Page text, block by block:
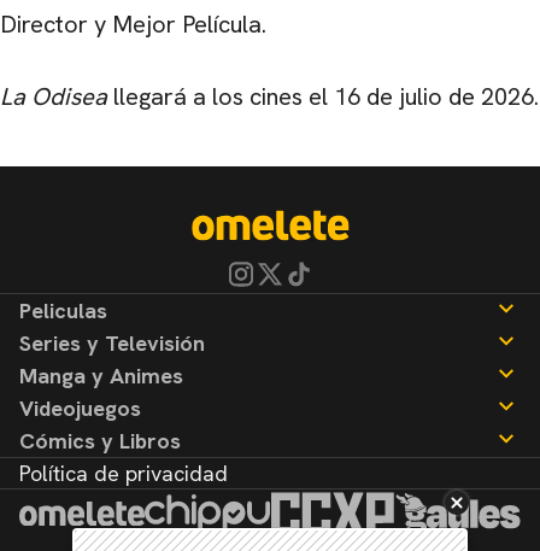
Director y Mejor Película.
La Odiseallegará a los cines el 16 de julio de 2026.
Peliculas
Noticias
Reseñas
Series y Televisión
Noticias
Reseñas
Manga y Animes
Noticias
Reseñas
Videojuegos
Noticias
Reseñas
Cómics y Libros
Noticias
Reseñas
Política de privacidad